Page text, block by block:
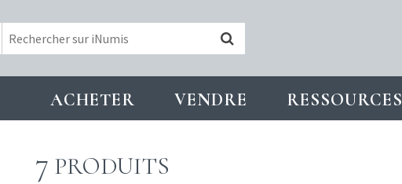
ACHETER VENDRE RESSOURCES
7 PRODUITS